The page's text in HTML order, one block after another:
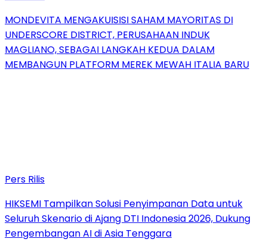
MONDEVITA MENGAKUISISI SAHAM MAYORITAS DI
UNDERSCORE DISTRICT, PERUSAHAAN INDUK
MAGLIANO, SEBAGAI LANGKAH KEDUA DALAM
MEMBANGUN PLATFORM MEREK MEWAH ITALIA BARU
Pers Rilis
HIKSEMI Tampilkan Solusi Penyimpanan Data untuk
Seluruh Skenario di Ajang DTI Indonesia 2026, Dukung
Pengembangan AI di Asia Tenggara